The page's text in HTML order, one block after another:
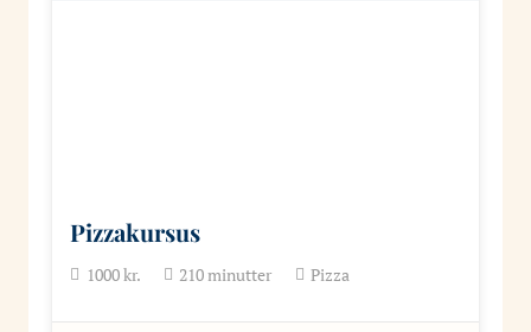
Pizzakursus
1000kr. 210minutter Pizza